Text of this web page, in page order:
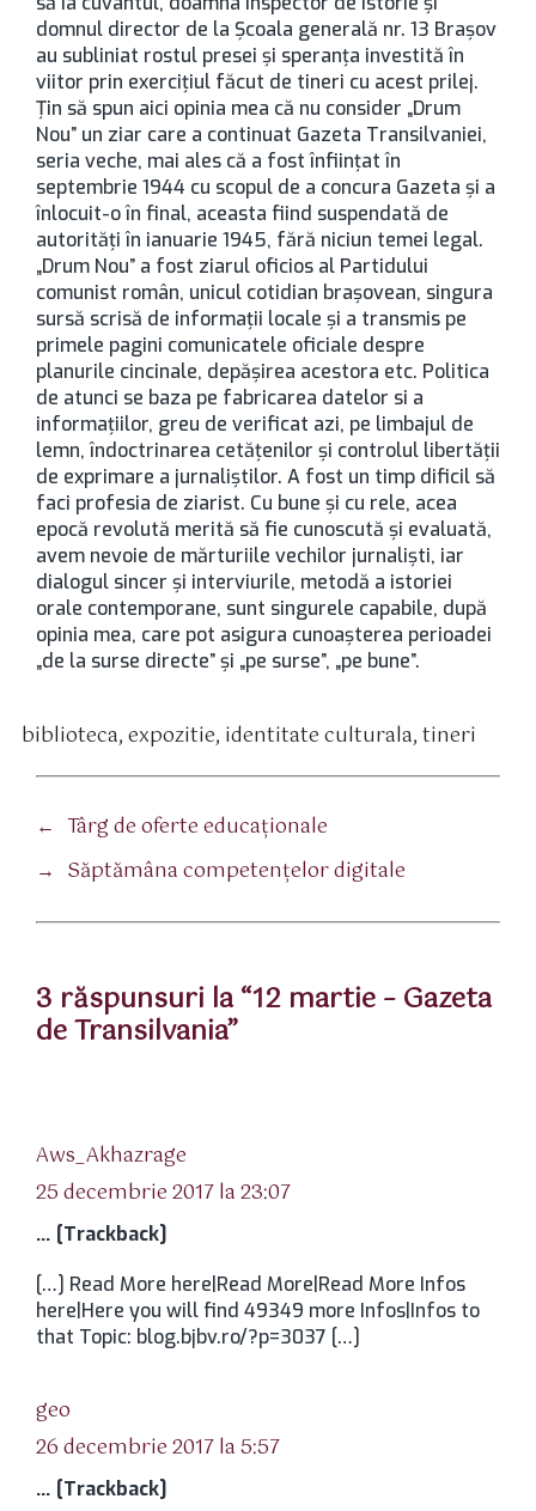
domnul director de la Şcoala generală nr. 13 Braşov
au subliniat rostul presei şi speranţa investită în
viitor prin exerciţiul făcut de tineri cu acest prilej.
Ţin să spun aici opinia mea că nu consider „Drum
Nou” un ziar care a continuat Gazeta Transilvaniei,
seria veche, mai ales că a fost înfiinţat în
septembrie 1944 cu scopul de a concura Gazeta şi a
înlocuit-o în final, aceasta fiind suspendată de
autorităţi în ianuarie 1945, fără niciun temei legal.
„Drum Nou” a fost ziarul oficios al Partidului
comunist român, unicul cotidian braşovean, singura
sursă scrisă de informaţii locale şi a transmis pe
primele pagini comunicatele oficiale despre
planurile cincinale, depăşirea acestora etc. Politica
de atunci se baza pe fabricarea datelor si a
informaţiilor, greu de verificat azi, pe limbajul de
lemn, îndoctrinarea cetăţenilor şi controlul libertăţii
de exprimare a jurnaliştilor. A fost un timp dificil să
faci profesia de ziarist. Cu bune şi cu rele, acea
epocă revolută merită să fie cunoscută şi evaluată,
avem nevoie de mărturiile vechilor jurnalişti, iar
dialogul sincer şi interviurile, metodă a istoriei
orale contemporane, sunt singurele capabile, după
opinia mea, care pot asigura cunoaşterea perioadei
„de la surse directe” şi „pe surse”, „pe bune”.
biblioteca,expozitie, identitate culturala,tineri
← Târg de oferte educaţionale
→ Săptămâna competenţelor digitale
3 răspunsuri la “12 martie – Gazeta
de Transilvania”
Aws_Akhazrage
25 decembrie 2017 la 23:07
… [Trackback]
[…] Read More here|Read More|Read More Infos
here|Here you will find 49349 more Infos|Infos to
that Topic: blog.bjbv.ro/?p=3037 […]
geo
26 decembrie 2017 la 5:57
… [Trackback]